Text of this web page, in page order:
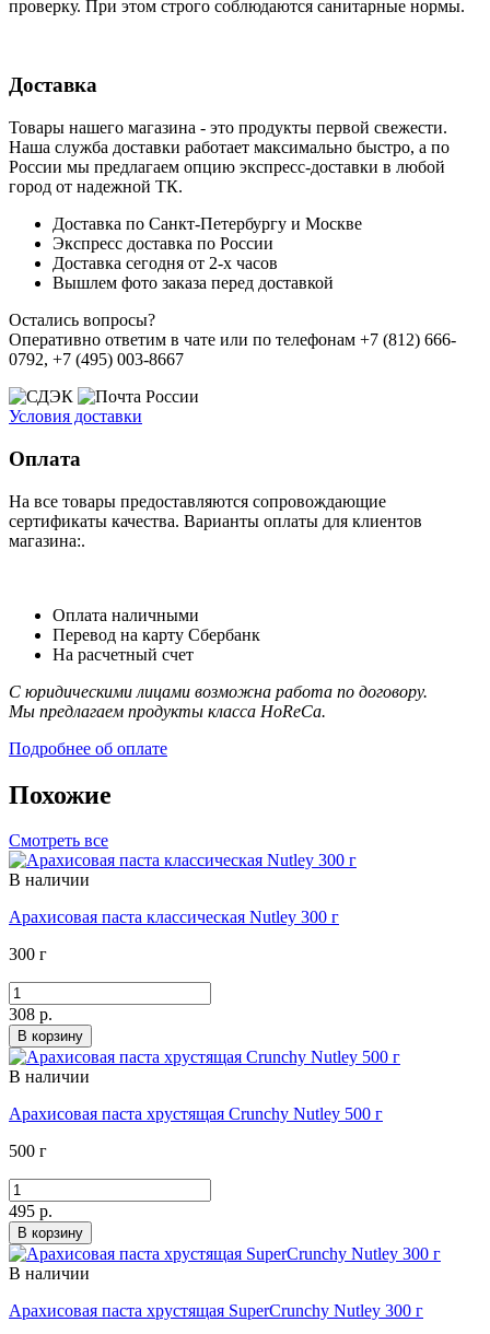
проверку. При этом строго соблюдаются санитарные нормы.
Доставка
Товары нашего магазина - это продукты первой свежести.
Наша служба доставки работает максимально быстро, а по
России мы предлагаем опцию экспресс-доставки в любой
город от надежной ТК.
Доставка по Санкт-Петербургу и Москве
Экспресс доставка по России
Доставка сегодня от 2-х часов
Вышлем фото заказа перед доставкой
Остались вопросы?
Оперативно ответим в чате или по телефонам +7 (812) 666-
0792, +7 (495) 003-8667
Условия доставки
Оплата
На все товары предоставляются сопровождающие
сертификаты качества. Варианты оплаты для клиентов
магазина:.
Оплата наличными
Перевод на карту Сбербанк
На расчетный счет
С юридическими лицами возможна работа по договору.
Мы предлагаем продукты класса HoReCa.
Подробнее об оплате
Похожие
Смотреть все
В наличии
Арахисовая паста классическая Nutley 300 г
300 г
308 р.
В корзину
В наличии
Арахисовая паста хрустящая Crunchy Nutley 500 г
500 г
495 р.
В корзину
В наличии
Арахисовая паста хрустящая SuperCrunchy Nutley 300 г